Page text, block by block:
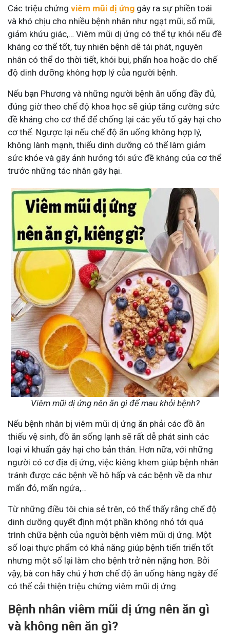
Các triệu chứng viêm mũi dị ứng gây ra sự phiền toái
và khó chịu cho nhiều bệnh nhân như ngạt mũi, sổ mũi,
giảm khứu giác,… Viêm mũi dị ứng có thể tự khỏi nếu đề
kháng cơ thể tốt, tuy nhiên bệnh dễ tái phát, nguyên
nhân có thể do thời tiết, khói bụi, phấn hoa hoặc do chế
độ dinh dưỡng không hợp lý của người bệnh.
Nếu bạn Phương và những người bệnh ăn uống đầy đủ,
đúng giờ theo chế độ khoa học sẽ giúp tăng cường sức
đề kháng cho cơ thể để chống lại các yếu tố gây hại cho
cơ thể. Ngược lại nếu chế độ ăn uống không hợp lý,
không lành mạnh, thiếu dinh dưỡng có thể làm giảm
sức khỏe và gây ảnh hưởng tới sức đề kháng của cơ thể
trước những tác nhân gây hại.
Viêm mũi dị ứng nên ăn gì để mau khỏi bệnh?
Nếu bệnh nhân bị viêm mũi dị ứng ăn phải các đồ ăn
thiếu vệ sinh, đồ ăn sống lạnh sẽ rất dễ phát sinh các
loại vi khuẩn gây hại cho bản thân. Hơn nữa, với những
người có cơ địa dị ứng, việc kiêng khem giúp bệnh nhân
tránh được các bệnh về hô hấp và các bệnh về da như
mẩn đỏ, mẩn ngứa,…
Từ những điều tôi chia sẻ trên, có thể thấy rằng chế độ
dinh dưỡng quyết định một phần không nhỏ tới quá
trình chữa bệnh của người bệnh viêm mũi dị ứng. Một
số loại thực phẩm có khả năng giúp bệnh tiến triển tốt
nhưng một số lại làm cho bệnh trở nên nặng hơn. Bởi
vậy, bà con hãy chú ý hơn chế độ ăn uống hàng ngày để
có thể cải thiện triệu chứng viêm mũi dị ứng.
Bệnh nhân viêm mũi dị ứng nên ăn gì
và không nên ăn gì?